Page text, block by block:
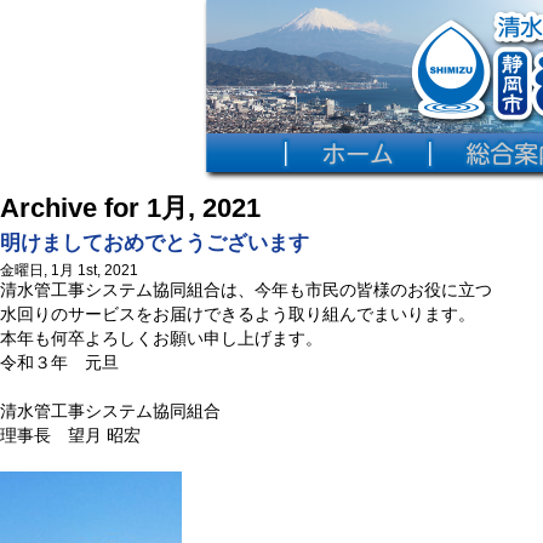
Archive for 1月, 2021
明けましておめでとうございます
金曜日, 1月 1st, 2021
清水管工事システム協同組合は、今年も市民の皆様のお役に立つ
水回りのサービスをお届けできるよう取り組んでまいります。
本年も何卒よろしくお願い申し上げます。
令和３年 元旦
清水管工事システム協同組合
理事長 望月 昭宏